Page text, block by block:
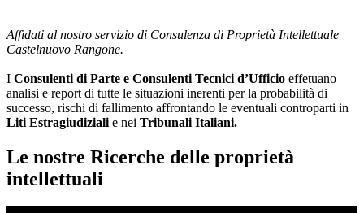
Affidati al nostro servizio di Consulenza di Proprietà Intellettuale
Castelnuovo Rangone.
I Consulenti di Parte e Consulenti Tecnici d’Ufficio effetuano
analisi e report di tutte le situazioni inerenti per la probabilità di
successo, rischi di fallimento affrontando le eventuali controparti in
Liti Estragiudiziali e nei Tribunali Italiani.
Le nostre Ricerche delle proprietà
intellettuali